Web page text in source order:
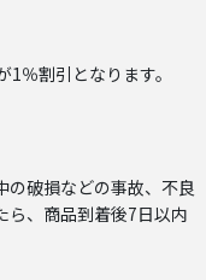
％割引となります。
の破損などの事故、不良
ら、商品到着後7日以内